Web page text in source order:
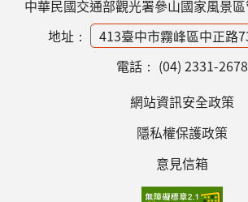
中華民國交通部觀光署參山國家風景
地址：
413臺中市霧峰區中正路
電話： (04) 2331-2678
網站資訊安全政策
隱私權保護政策
意見信箱